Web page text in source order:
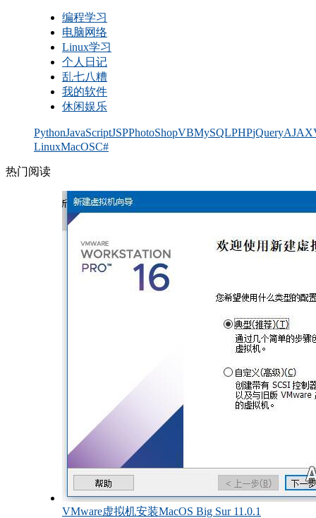
编程学习
电脑网络
Linux学习
个人日记
乱七八糟
我的软件
休闲娱乐
PythonJavaScriptJSPPhotoShopVBMySQLPHPjQueryAJAX
LinuxMacOSC#
热门阅读
VMware虚拟机安装MacOS Big Sur 11.0.1